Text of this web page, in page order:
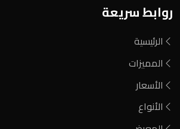
روابط سريعة
الرئيسية
المميزات
الأسعار
الأنواع